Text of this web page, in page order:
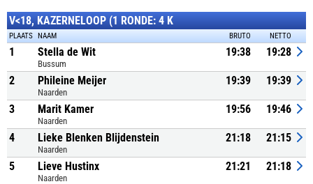
V<18, KAZERNELOOP (1 RONDE: 4 K
PLAATS NAAM BRUTO NETTO
1 Stella de Wit
Bussum
19:38 19:28
2 Phileine Meijer
Naarden
19:39 19:39
3 Marit Kamer
Naarden
19:56 19:46
4 Lieke Blenken Blijdenstein
Naarden
21:18 21:15
5 Lieve Hustinx
Naarden
21:21 21:18